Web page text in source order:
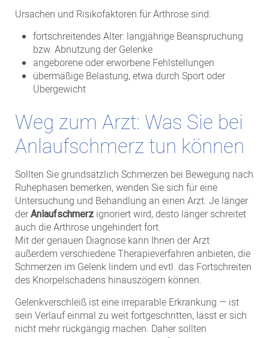
Ursachen und Risikofaktoren für Arthrose sind:
fortschreitendes Alter: langjährige Beanspruchung
bzw. Abnutzung der Gelenke
angeborene oder erworbene Fehlstellungen
übermäßige Belastung, etwa durch Sport oder
Übergewicht
Weg zum Arzt: Was Sie bei
Anlaufschmerz tun können
Sollten Sie grundsätzlich Schmerzen bei Bewegung nach
Ruhephasen bemerken, wenden Sie sich für eine
Untersuchung und Behandlung an einen Arzt. Je länger
derAnlaufschmerz ignoriert wird, desto länger schreitet
auch die Arthrose ungehindert fort.
Mit der genauen Diagnose kann Ihnen der Arzt
außerdem verschiedene Therapieverfahren anbieten, die
Schmerzen im Gelenk lindern und evtl. das Fortschreiten
des Knorpelschadens hinauszögern können.
Gelenkverschleiß ist eine irreparable Erkrankung — ist
sein Verlauf einmal zu weit fortgeschritten, lässt er sich
nicht mehr rückgängig machen. Daher sollten